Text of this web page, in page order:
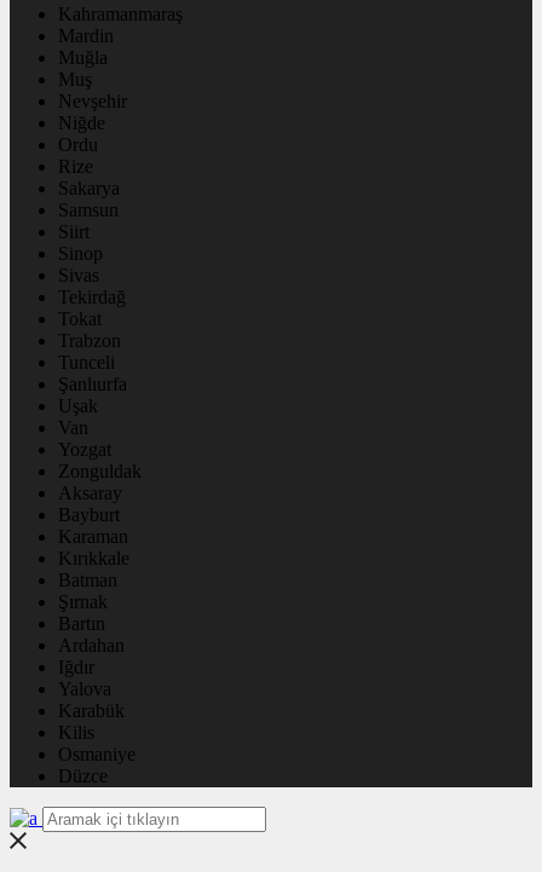
Kahramanmaraş
Mardin
Muğla
Muş
Nevşehir
Niğde
Ordu
Rize
Sakarya
Samsun
Siirt
Sinop
Sivas
Tekirdağ
Tokat
Trabzon
Tunceli
Şanlıurfa
Uşak
Van
Yozgat
Zonguldak
Aksaray
Bayburt
Karaman
Kırıkkale
Batman
Şırnak
Bartın
Ardahan
Iğdır
Yalova
Karabük
Kilis
Osmaniye
Düzce